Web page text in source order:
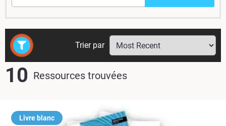
10 Ressources trouvées
Trier par
Livre blanc